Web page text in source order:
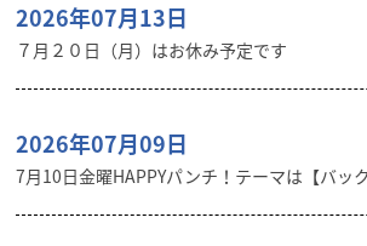
2026年07月13日
７月２０日（月）はお休み予定です
2026年07月09日
7月10日金曜HAPPYパンチ！テーマは【バッ